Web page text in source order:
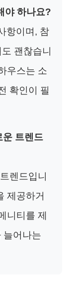
야 하나요?
항이며, 참
괜찮습니
우스는 소
확인이 필
운 트렌드
렌드입니
제공하거
니티를 제
늘어나는